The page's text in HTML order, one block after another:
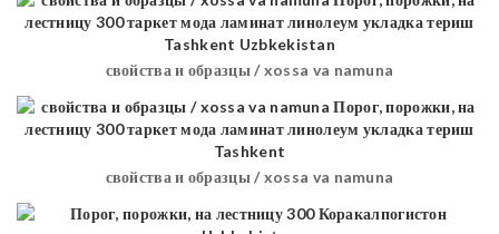
свойства и образцы / xossa va namuna
свойства и образцы / xossa va namuna